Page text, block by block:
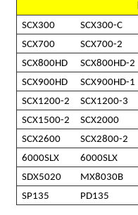
SCX300
SCX300-C
SCX700
SCX700-2
SCX800HD
SCX800HD-2
SCX900HD
SCX900HD-1
SCX1200-2
SCX1200-3
SCX1500-2
SCX2000
SCX2600
SCX2800-2
6000SLX
6000SLX
SDX5020
MX8030B
SP135
PD135